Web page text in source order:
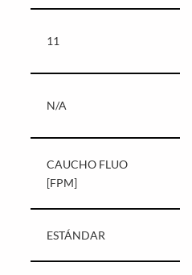
11
N/A
CAUCHO FLUO
[FPM]
ESTÁNDAR